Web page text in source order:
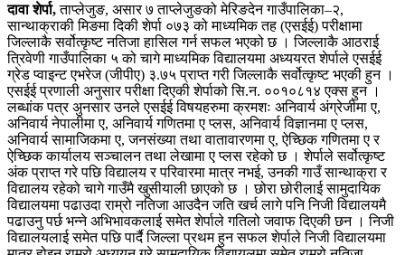
दावा शेर्पा,ताप्लेजुङ, असार ७ ताप्लेजुङको मेरिङदेन गाउँपालिका–२,
सान्थाक्राकी मिङमा दिकी शेर्पा ०७३ को माध्यमिक तह (एसईई) परीक्षामा
जिल्लाकै सर्वोत्कृष्ट नतिजा हासिल गर्न सफल भएको छ । जिल्लाकै आठराई
त्रिवेणी गाउँपालिका ५ को चागे माध्यमिक विद्यालयमा अध्ययरत शेर्पाले एसईई
ग्रेड प्वाइन्ट एभरेज (जीपीए) ३.७५ प्राप्त गरी जिल्लाकै सर्वोत्कृष्ट भएकी हुन ।
एसईई प्रणाली अनुसार परीक्षा दिएकी शेर्पाको सि.न. ००१०८१४ एक्स हुन ।
लब्धांक पत्र अुनसार उनले एसईई विषयहरुमा क्रमशः अनिवार्य अंग्रेजीमा ए,
अनिवार्य नेपालीमा ए, अनिवार्य गणितमा ए प्लस, अनिवार्य विज्ञानमा ए प्लस,
अनिवार्य सामाजिकमा ए, जनसंख्या तथा वातावारणमा ए, ऐच्छिक गणितमा ए र
ऐच्छिक कार्यालय सञ्चालन तथा लेखामा ए प्लस रहेको छ । शेर्पाले सर्वोत्कृष्ट
अंक प्राप्त गरे पछि विद्यालय र परिवारमा मात्र नभई, उनकी गाउँ सान्थाक्रा र
विद्यालय रहेको चागे गाउँमै खुसीयाली छाएको छ । छोरा छोरीलाई सामुदायिक
विद्यालयमा पढाउदा राम्रो नतिजा आउदैन जति खर्च लागे पनि निजी विद्यालयमै
पढाउनु पर्छ भन्ने अभिभावकलाई समेत शेर्पाले गतिलो जवाफ दिएकी छन । निजी
विद्यालयलाई समेत पछि पार्दै जिल्ला प्रथम हुन सफल शेर्पाले निजी विद्यालयमा